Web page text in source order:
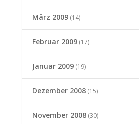
März 2009(14)
Februar 2009(17)
Januar 2009(19)
Dezember 2008(15)
November 2008(30)